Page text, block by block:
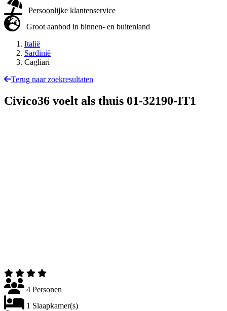
Persoonlijke klantenservice
Groot aanbod in binnen- en buitenland
Italië
Sardinië
Cagliari
Terug naar zoekresultaten
Civico36 voelt als thuis 01-32190-IT1
4 Personen
1 Slaapkamer(s)